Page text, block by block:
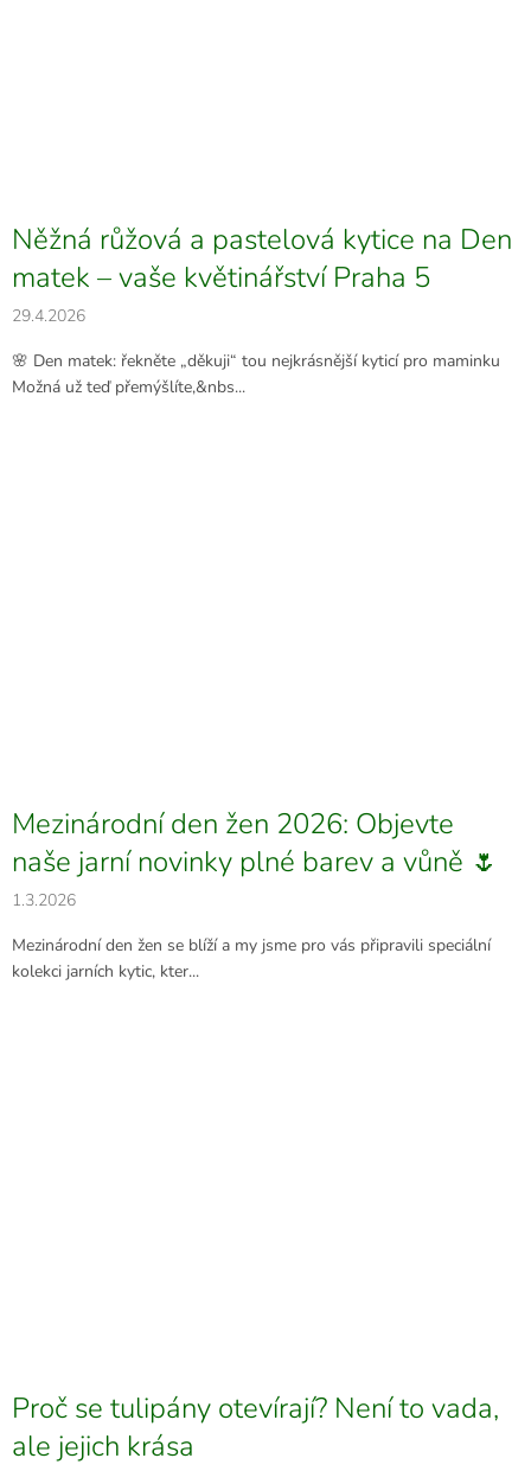
Něžná růžová a pastelová kytice na Den
matek – vaše květinářství Praha 5
29.4.2026
🌸 Den matek: řekněte „děkuji“ tou nejkrásnější kyticí pro maminku
Možná už teď přemýšlíte,&nbs...
Mezinárodní den žen 2026: Objevte
naše jarní novinky plné barev a vůně 🌷
1.3.2026
Mezinárodní den žen se blíží a my jsme pro vás připravili speciální
kolekci jarních kytic, kter...
Proč se tulipány otevírají? Není to vada,
ale jejich krása